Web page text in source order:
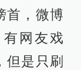
首，微博
网友戏
但是只刷